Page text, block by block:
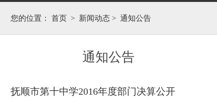
您的位置： 首页 > 新闻动态 > 通知公告
通知公告
抚顺市第十中学2016年度部门决算公开